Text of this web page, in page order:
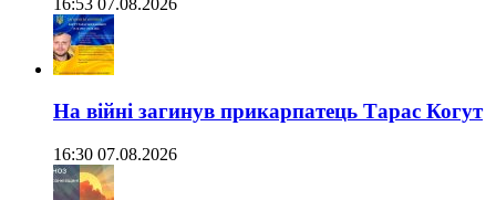
На війні загинув прикарпатець Тарас Когут
16:30 07.08.2026